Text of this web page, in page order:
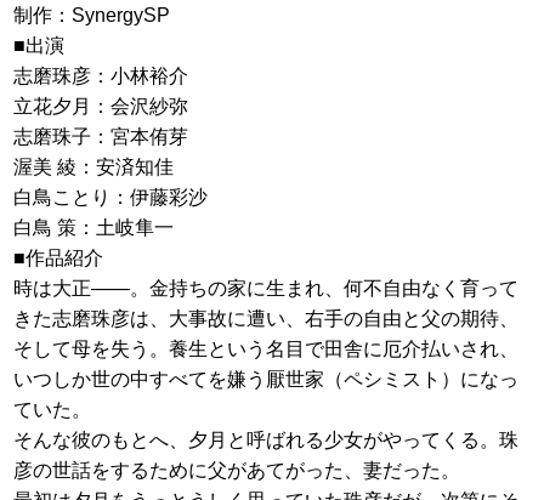
制作：SynergySP
■出演
志磨珠彦：小林裕介
立花夕月：会沢紗弥
志磨珠子：宮本侑芽
渥美 綾：安済知佳
白鳥ことり：伊藤彩沙
白鳥 策：土岐隼一
■作品紹介
時は大正――。金持ちの家に生まれ、何不自由なく育って
きた志磨珠彦は、大事故に遭い、右手の自由と父の期待、
そして母を失う。養生という名目で田舎に厄介払いされ、
いつしか世の中すべてを嫌う厭世家（ペシミスト）になっ
ていた。
そんな彼のもとへ、夕月と呼ばれる少女がやってくる。珠
彦の世話をするために父があてがった、妻だった。